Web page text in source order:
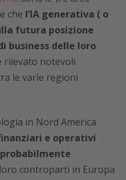
che l’IA generativa ( o
futura posizione
business delle loro
rilevato notevoli
le varie regioni
in Nord America
e operativi
probabilmente
controparti in Europa